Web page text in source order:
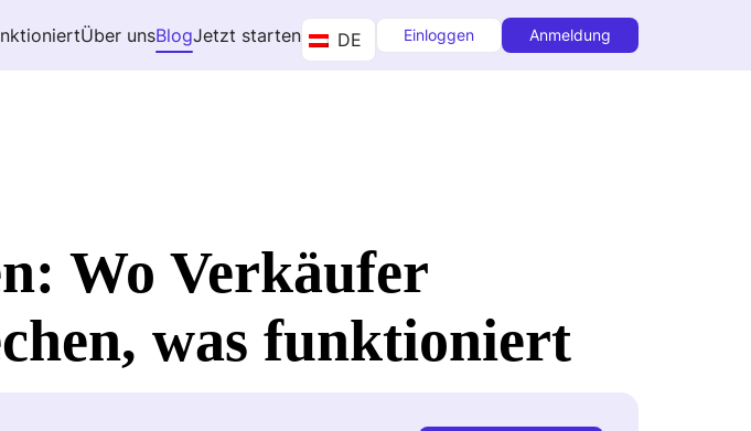
Über unsBlogJetzt starten DE Einloggen Anmeldung
Wo Verkäufer
was funktioniert